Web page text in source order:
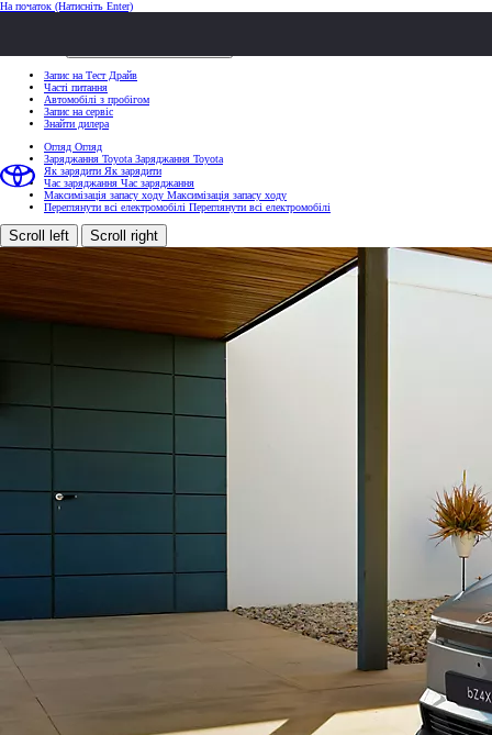
На початок (Натисніть Enter)
Запис на Тест Драйв
Часті питання
Автомобілі з пробігом
Запис на сервіс
Знайти дилера
Огляд Огляд
Заряджання Toyota Заряджання Toyota
Як зарядити Як зарядити
Час заряджання Час заряджання
Максимізація запасу ходу Максимізація запасу ходу
Переглянути всі електромобілі Переглянути всі електромобілі
Scroll left Scroll right